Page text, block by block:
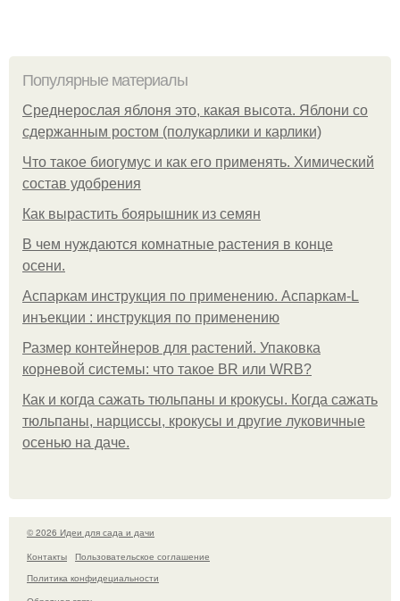
Популярные материалы
Среднерослая яблоня это, какая высота. Яблони со
сдержанным ростом (полукарлики и карлики)
Что такое биогумус и как его применять. Химический
состав удобрения
Как вырастить боярышник из семян
В чем нуждаются комнатные растения в конце
осени.
Аспаркам инструкция по применению. Аспаркам-L
инъекции : инструкция по применению
Размер контейнеров для растений. Упаковка
корневой системы: что такое BR или WRB?
Как и когда сажать тюльпаны и крокусы. Когда сажать
тюльпаны, нарциссы, крокусы и другие луковичные
осенью на даче.
© 2026 Идеи для сада и дачи
Контакты
Пользовательское соглашение
Политика конфидециальности